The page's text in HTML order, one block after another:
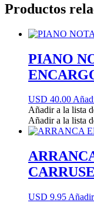
Productos
PIANO
USD 40.00
Añadir a la lista
Añadir a la lista
USD 9.95